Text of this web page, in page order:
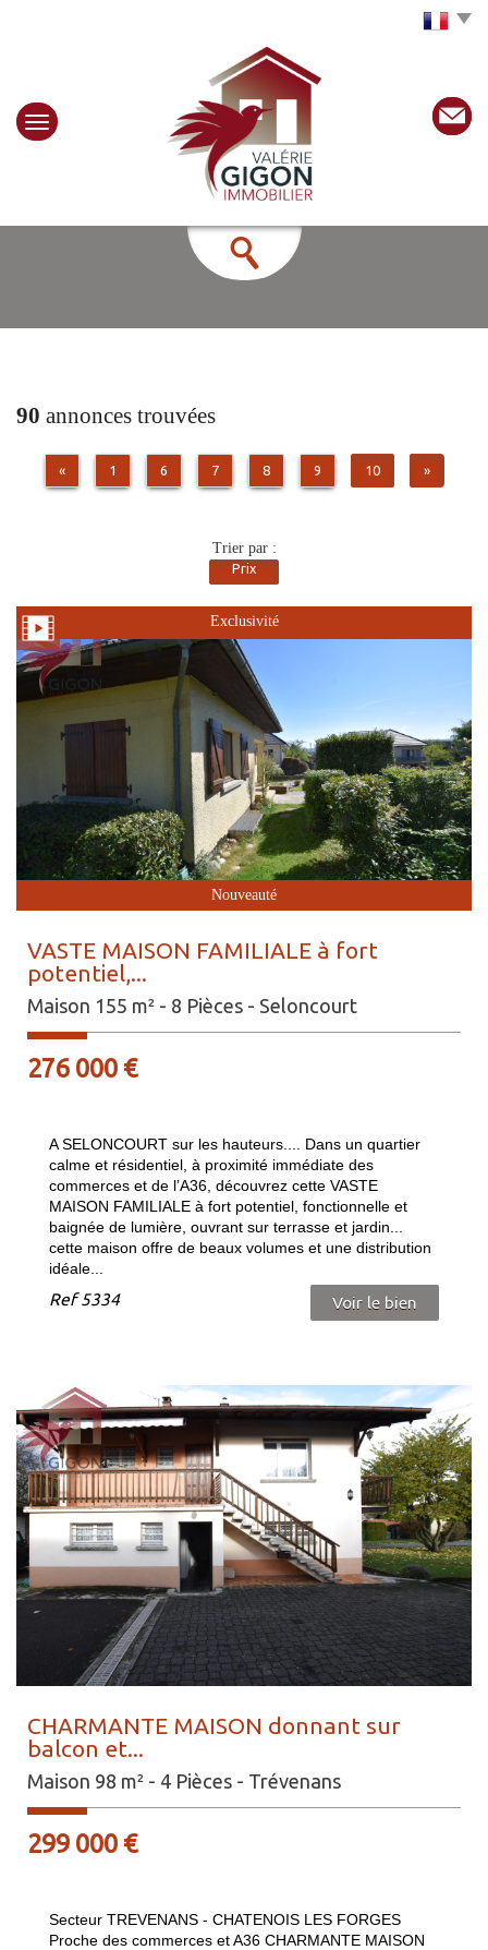
90 annonces trouvées
« 1 6 7 8 9 10 »
Trier par :
Prix
Exclusivité
Nouveauté
VASTE MAISON FAMILIALE à fort
potentiel,...
Maison 155 m² - 8 Pièces - Seloncourt
276 000 €
A SELONCOURT sur les hauteurs.... Dans un quartier
calme et résidentiel, à proximité immédiate des
commerces et de l’A36, découvrez cette VASTE
MAISON FAMILIALE à fort potentiel, fonctionnelle et
baignée de lumière, ouvrant sur terrasse et jardin...
cette maison offre de beaux volumes et une distribution
idéale...
Ref5334 Voir le bien
CHARMANTE MAISON donnant sur
balcon et...
Maison 98 m² - 4 Pièces - Trévenans
299 000 €
Secteur TREVENANS - CHATENOIS LES FORGES
Proche des commerces et A36 CHARMANTE MAISON